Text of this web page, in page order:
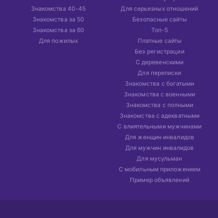
Знакомства 40-45
Знакомства за 50
Знакомства за 60
Для пожилых
Для серьезных отношений
Безопасные сайты
Топ-5
Платные сайты
Без регистрации
С деревенскими
Для переписки
Знакомства с богатыми
Знакомства с военными
Знакомства с полными
Знакомства с адекватными
С влиятельными мужчинами
Для женщин инвалидов
Для мужчин инвалидов
Для мусульман
С мобильным приложением
Пример объявлений